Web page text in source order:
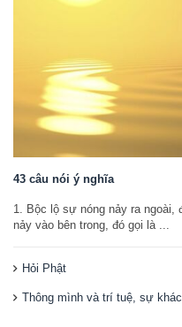
43 câu nói ý nghĩa
1. Bộc lộ sự nóng nảy ra ngoài,
nảy vào bên trong, đó gọi là ...
Hỏi Phật
Thông mình và trí tuệ, sự